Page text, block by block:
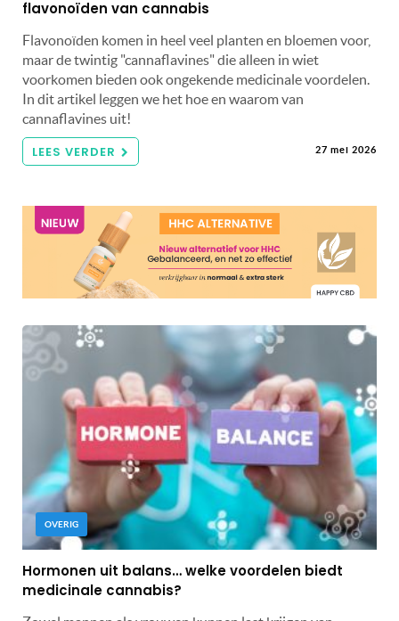
flavonoïden van cannabis
Flavonoïden komen in heel veel planten en bloemen voor,
maar de twintig "cannaflavines" die alleen in wiet
voorkomen bieden ook ongekende medicinale voordelen.
In dit artikel leggen we het hoe en waarom van
cannaflavines uit!
LEES VERDER 27 mei 2026
OVERIG
Hormonen uit balans… welke voordelen biedt
medicinale cannabis?